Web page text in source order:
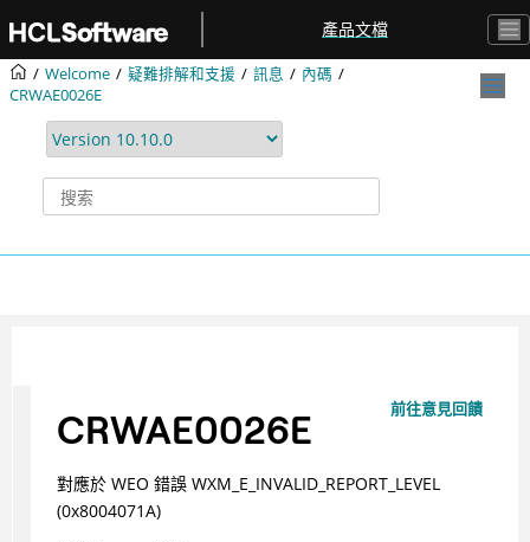
產品文檔
Welcome 疑難排解和支援 訊息
內碼
CRWAE0026E
前往意見回饋
CRWAE0026E
對應於 WEO 錯誤 WXM_E_INVALID_REPORT_LEVEL
(0x8004071A)